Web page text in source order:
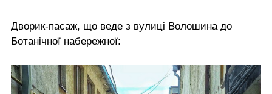
Дворик-пасаж, що веде з вулиці Волошина до
Ботанічної набережної: